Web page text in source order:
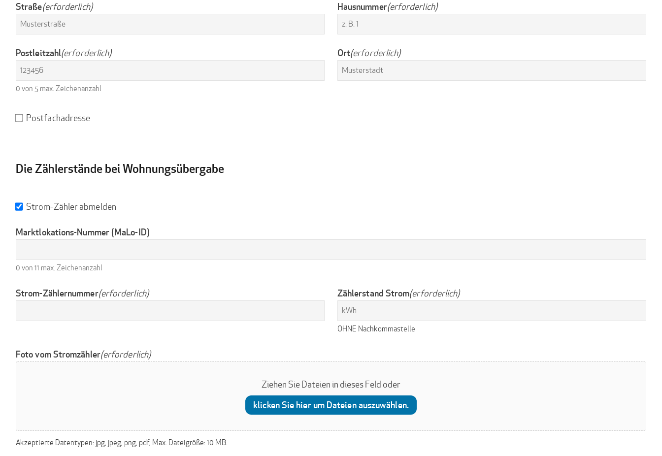
Straße(erforderlich) Hausnummer(erforderlich)
Postleitzahl(erforderlich)
0 von 5 max. Zeichenanzahl
Ort(erforderlich)
Postfachadresse
Postfachadresse
Die Zählerstände bei Wohnungsübergabe
Strom
abmelden
Strom-Zähler abmelden
Marktlokations-Nummer (MaLo-ID)
0 von 11 max. Zeichenanzahl
Strom-Zählernummer(erforderlich) Zählerstand Strom(erforderlich)
OHNE Nachkommastelle
Foto vom Stromzähler(erforderlich)
Ziehen Sie Dateien in dieses Feld oder
klicken Sie hier um Dateien auszuwählen.
Akzeptierte Datentypen: jpg, jpeg, png, pdf, Max. Dateigröße: 10 MB.